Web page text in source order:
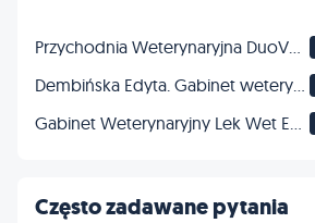
Często zadawane pytania